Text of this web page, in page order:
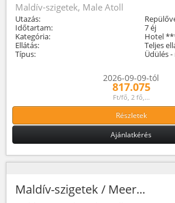
Maldív-szigetek, Male Atoll
Utazás:
Időtartam:
7 éj
Kategória:
Hotel
Ellátás:
Teljes
Típus:
Üdülés
2026-09-09-tól
817.075
Ft/fő, 2 fő,...
Részletek
Ajánlatkérés
Maldív-szigetek / Meer...